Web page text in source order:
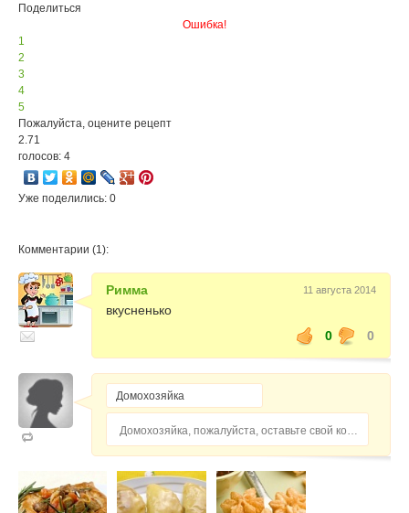
Поделиться
Ошибка!
1
2
3
4
5
Пожалуйста, оцените рецепт
2.71
голосов: 4
Уже поделились: 0
Комментарии (1):
Римма 11 августа 2014
вкусненько
0
0
Домохозяйка, пожалуйста, оставьте свой комментарий...